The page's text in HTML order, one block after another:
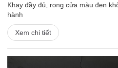
Khay đầy đủ, rong cửa màu đen
hành
Xem chi tiết